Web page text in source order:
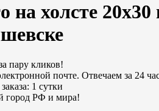
на холсте 20х30
пару кликов!
почте. Отвечаем за 24
1 сутки
город РФ и мира!